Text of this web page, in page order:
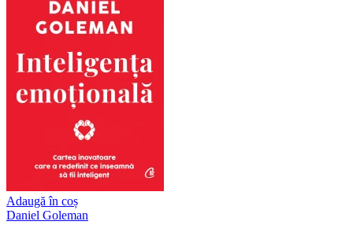
Adaugă în coș
Daniel Goleman